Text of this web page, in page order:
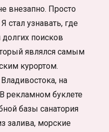
внезапно. Просто
стал узнавать, где
поисков
являлся самым
курортом.
на
рекламном буклете
базы санатория
залива, морские